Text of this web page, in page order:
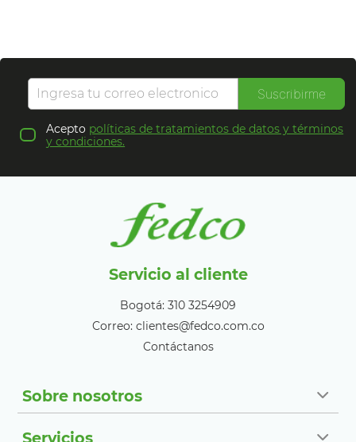
Suscribirme
Acepto políticas de tratamientos de datos y términos
y condiciones.
Servicio al cliente
Bogotá: 310 3254909
Correo: clientes@fedco.com.co
Contáctanos
Sobre nosotros